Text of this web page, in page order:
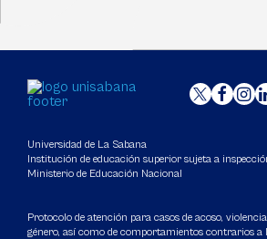
Universidad de La Sabana
Institución de educación superior sujeta a
Ministerio de Educación Nacional
Protocolo de atención para casos de acoso,
género, así como de comportamientos contrarios a